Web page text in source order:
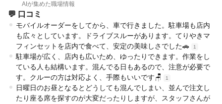
AIが集めた職場情報
💬 口コミ
モバイルオーダーをしてから、車で行きました。駐車場も店内
も広々としています。ドライブスルーがあります。てりやきマ
フィンセットを店内で食べて、安定の美味しさでした🚗
1
駐車場が広く、店内も広いため、ゆったりできます。作業をし
ている人も結構います。混んでる日もあるので、注意が必要で
す。クルーの方は対応よく、手際もいいです🪑
1
日曜日のお昼となるとどうしても混んでしまい、並んで注文し
たり座る席を探すのが大変だったりしますが、スタッフさんが